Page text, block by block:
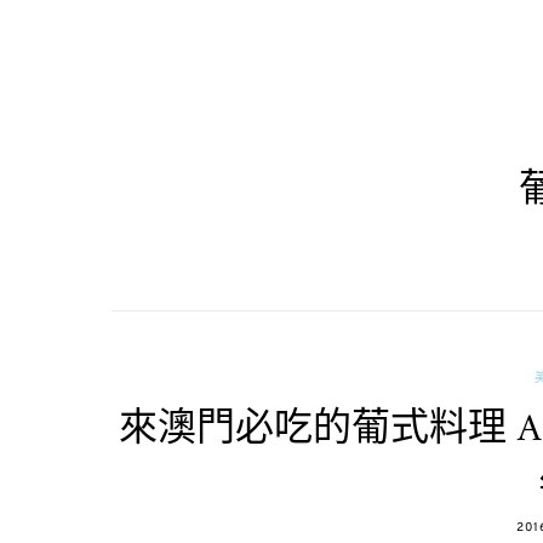
來澳門必吃的葡式料理